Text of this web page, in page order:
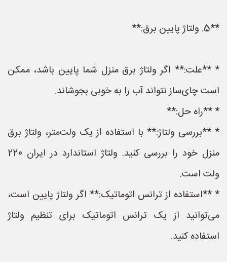
**5. ولتاژ پایین برق:**
* **علت:** اگر ولتاژ برق منزل شما پایین باشد، ممکن
است چای‌ساز نتواند آب را به خوبی بجوشاند.
* **راه حل:**
* **بررسی ولتاژ:** با استفاده از یک ولت‌متر، ولتاژ برق
منزل خود را بررسی کنید. ولتاژ استاندارد در ایران 220
ولت است.
* **استفاده از ترانس اتوماتیک:** اگر ولتاژ پایین است،
می‌توانید از یک ترانس اتوماتیک برای تنظیم ولتاژ
استفاده کنید.